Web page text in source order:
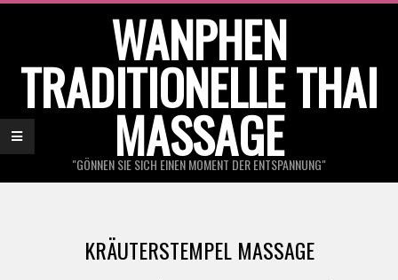
WANPHEN
TRADITIONELLE THAI
MASSAGE
"GÖNNEN SIE SICH EINEN MOMENT DER ENTSPANNUNG"
KRÄUTERSTEMPEL MASSAGE